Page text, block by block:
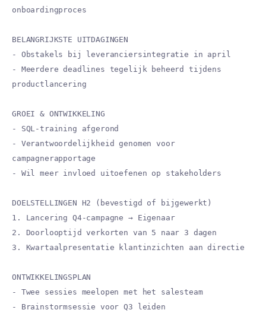
onboardingproces
BELANGRIJKSTE UITDAGINGEN
- Obstakels bij leveranciersintegratie in april
- Meerdere deadlines tegelijk beheerd tijdens
productlancering
GROEI & ONTWIKKELING
- SQL-training afgerond
- Verantwoordelijkheid genomen voor
campagnerapportage
- Wil meer invloed uitoefenen op stakeholders
DOELSTELLINGEN H2 (bevestigd of bijgewerkt)
1. Lancering Q4-campagne → Eigenaar
2. Doorlooptijd verkorten van 5 naar 3 dagen
3. Kwartaalpresentatie klantinzichten aan directie
ONTWIKKELINGSPLAN
- Twee sessies meelopen met het salesteam
- Brainstormsessie voor Q3 leiden